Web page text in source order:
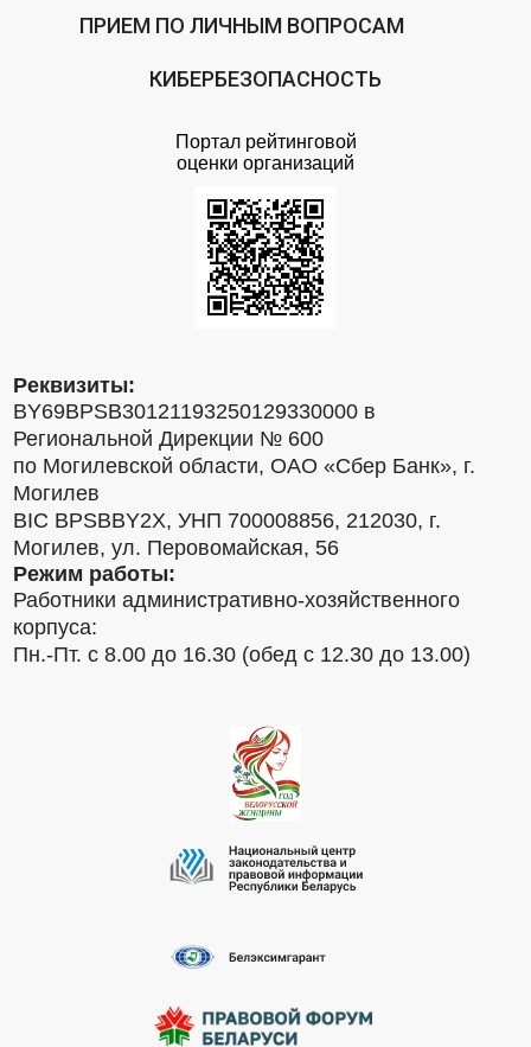
ПРИЕМ ПО ЛИЧНЫМ ВОПРОСАМ
КИБЕРБЕЗОПАСНОСТЬ
Портал рейтинговой
оценки организаций
Реквизиты:
BY69BPSB30121193250129330000 в
Региональной Дирекции № 600
по Могилевской области, ОАО «Сбер Банк», г.
Могилев
BIC BPSBBY2X, УНП 700008856, 212030, г.
Могилев, ул. Перовомайская, 56
Режим работы:
Работники административно-хозяйственного
корпуса:
Пн.-Пт. с 8.00 до 16.30 (обед с 12.30 до 13.00)